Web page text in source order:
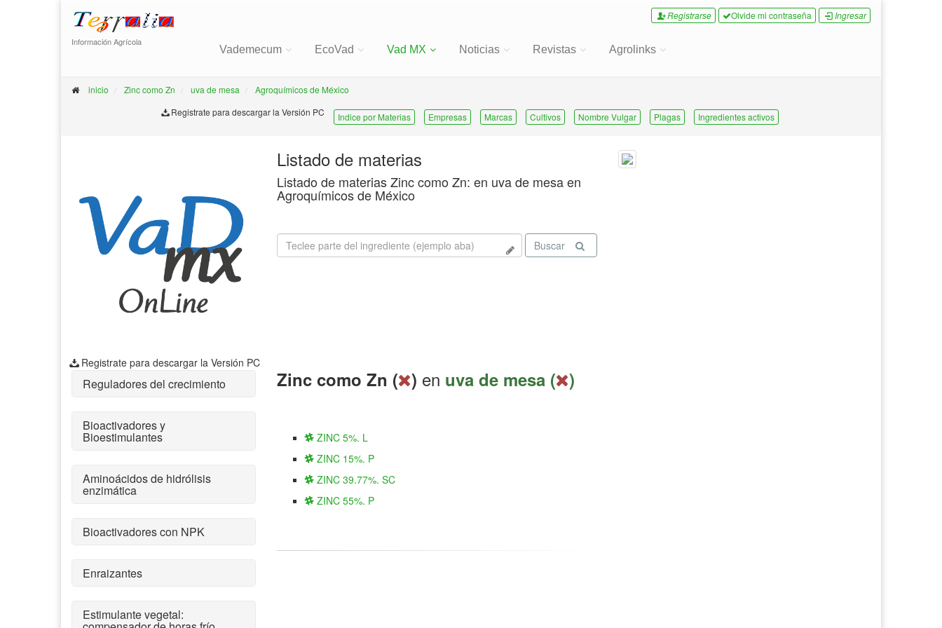
Información Agrícola
Registrarse Olvide mi contraseña Ingresar
Vademecum EcoVad Vad MX Noticias Revistas Agrolinks
inicio Zinc como Zn uva de mesa
Agroquímicos de México
Registrate para descargar la Versión PC
Indice por Materias Empresas Marcas Cultivos Nombre Vulgar Plagas Ingredientes activos
Registrate para descargar la Versión PC
Listado de materias
Listado de materias Zinc como Zn: en uva de mesa en
Agroquímicos de México
Buscar
Reguladores del crecimiento
Bioactivadores y
Bioestimulantes
Aminoácidos de hidrólisis
enzimática
Bioactivadores con NPK
Enraizantes
Estimulante vegetal:
Zinc como Zn ( ) en uva de mesa ( )
ZINC 5%. L
ZINC 15%. P
ZINC 39.77%. SC
ZINC 55%. P